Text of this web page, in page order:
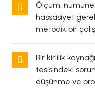
Ölçüm,
hassasiyet
metodik bir
Bir kirlilik
tesisindeki
düşünme ve